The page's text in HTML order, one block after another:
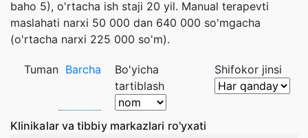
baho 5), o'rtacha ish staji 20 yil. Manual terapevti
maslahati narxi 50 000 dan 640 000 so'mgacha
(o'rtacha narxi 225 000 so'm).
Tuman Barcha
Bo'yicha
tartiblash
Shifokor jinsi
Klinikalar va tibbiy markazlari ro'yxati